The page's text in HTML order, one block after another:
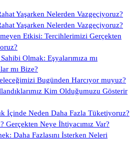
Yaşarken Nelerden Vazgeçiyoruz?
Yaşarken Nelerden Vazgeçiyoruz?
Etkisi: Tercihlerimizi Gerçekten
Olmak: Eşyalarımıza mı
mı Bize?
Bugünden Harcıyor muyuz?
Kim Olduğumuzu Gösterir
İçinde Neden Daha Fazla Tüketiyoruz?
Gerçekten Neye İhtiyacımız Var?
Daha Fazlasını İsterken Neleri